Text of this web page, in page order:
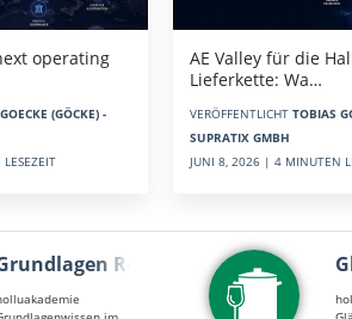
operating
(GÖCKE) -
AE Valley für die
Lieferkette: Wa…
VERÖFFENTLICHT TOBIAS
SUPRATIX GMBH
JUNI 8, 2026 | 4 MINUTEN
Rein…